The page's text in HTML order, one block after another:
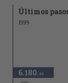
Últimos
1999
6.180 ,-Ft